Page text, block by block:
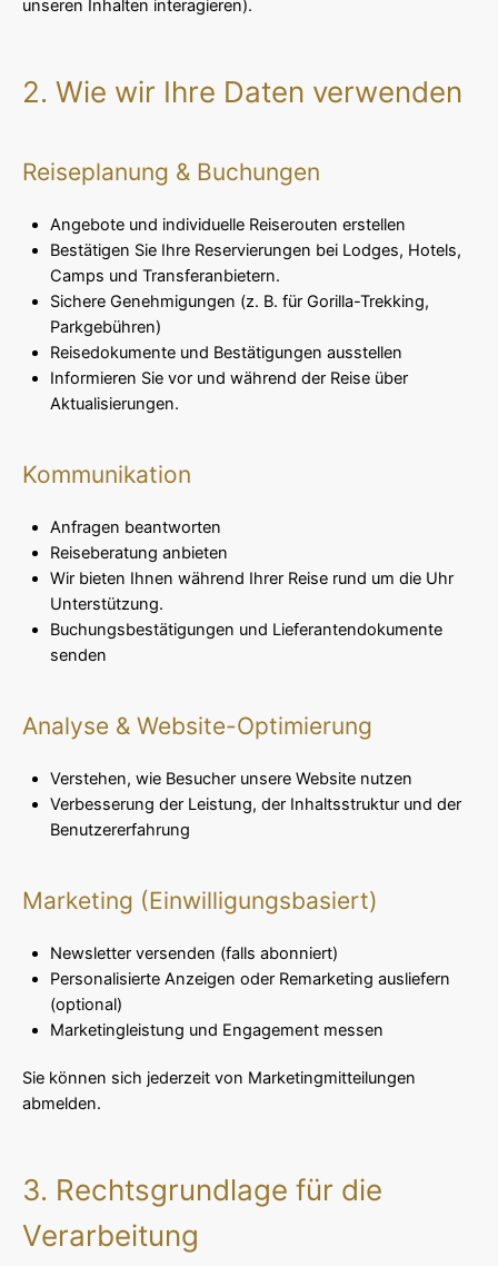
unseren Inhalten interagieren).
2. Wie wir Ihre Daten verwenden
Reiseplanung & Buchungen
Angebote und individuelle Reiserouten erstellen
Bestätigen Sie Ihre Reservierungen bei Lodges, Hotels,
Camps und Transferanbietern.
Sichere Genehmigungen (z. B. für Gorilla-Trekking,
Parkgebühren)
Reisedokumente und Bestätigungen ausstellen
Informieren Sie vor und während der Reise über
Aktualisierungen.
Kommunikation
Anfragen beantworten
Reiseberatung anbieten
Wir bieten Ihnen während Ihrer Reise rund um die Uhr
Unterstützung.
Buchungsbestätigungen und Lieferantendokumente
senden
Analyse & Website-Optimierung
Verstehen, wie Besucher unsere Website nutzen
Verbesserung der Leistung, der Inhaltsstruktur und der
Benutzererfahrung
Marketing (Einwilligungsbasiert)
Newsletter versenden (falls abonniert)
Personalisierte Anzeigen oder Remarketing ausliefern
(optional)
Marketingleistung und Engagement messen
Sie können sich jederzeit von Marketingmitteilungen
abmelden.
3. Rechtsgrundlage für die
Verarbeitung